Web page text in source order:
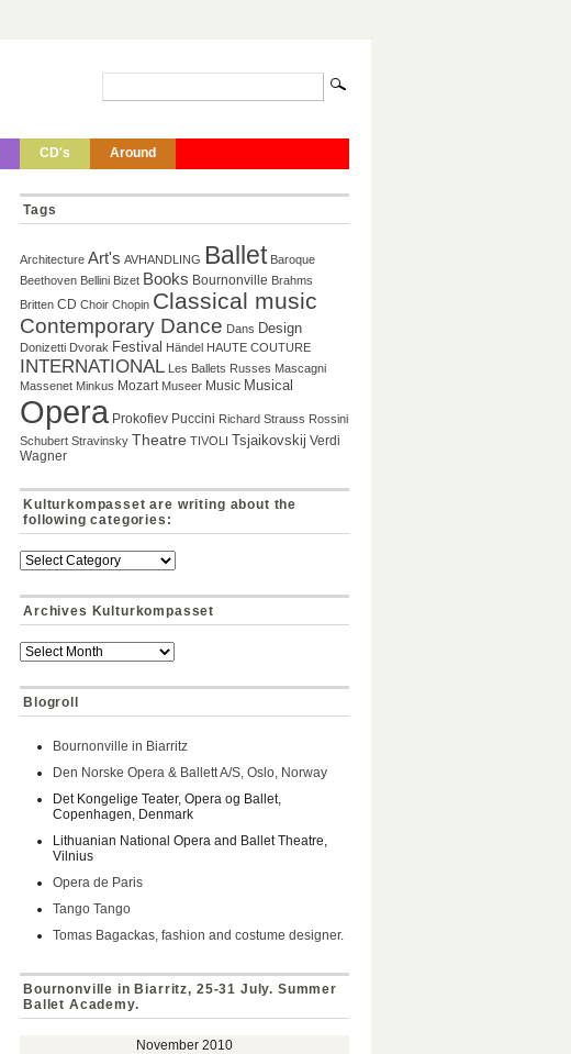
CD's Around
Tags
Architecture Art's AVHANDLING Ballet Baroque
Beethoven Bellini Bizet Books Bournonville Brahms
Britten CD Choir Chopin Classical music
Contemporary Dance Dans Design
Donizetti Dvorak Festival Händel HAUTE COUTURE
INTERNATIONAL Les Ballets Russes Mascagni
Massenet Minkus Mozart Museer Music Musical
Opera Prokofiev Puccini Richard Strauss Rossini
Schubert Stravinsky Theatre TIVOLI Tsjaikovskij Verdi
Wagner
Kulturkompasset are writing about the
following categories:
Archives Kulturkompasset
Blogroll
Bournonville in Biarritz
Den Norske Opera & Ballett A/S, Oslo, Norway
Det Kongelige Teater, Opera og Ballet,
Copenhagen, Denmark
Lithuanian National Opera and Ballet Theatre,
Vilnius
Opera de Paris
Tango Tango
Tomas Bagackas, fashion and costume designer.
Bournonville in Biarritz, 25-31 July. Summer
Ballet Academy.
November 2010